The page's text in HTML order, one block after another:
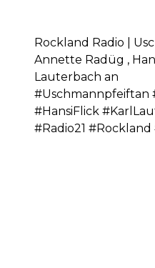
Rockland Radio |
Annette Radüg ,
Lauterbach an
#Uschmannpfeiftan
#HansiFlick
#Radio21